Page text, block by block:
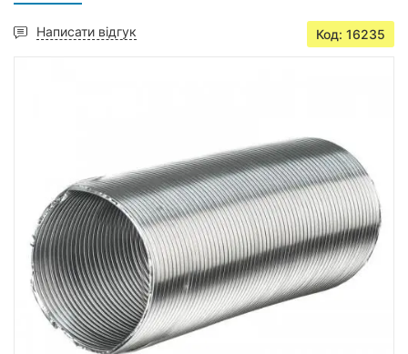
Написати відгук Код: 16235